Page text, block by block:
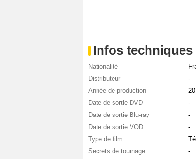
Infos techniques
Nationalité
Distributeur
-
Année de production
Date de sortie DVD
-
Date de sortie Blu-ray
-
Date de sortie VOD
-
Type de film
Secrets de tournage
-